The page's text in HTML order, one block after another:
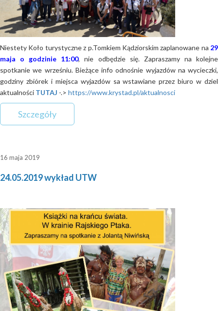
Niestety Koło turystyczne z p.Tomkiem Kądziorskim zaplanowane na 29
maja o godzinie 11:00, nie odbędzie się. Zapraszamy na kolejne
spotkanie we wrześniu. Bieżące info odnośnie wyjazdów na wycieczki,
godziny zbiórek i miejsca wyjazdów sa wstawiane przez biuro w dziel
aktualności TUTAJ -.> https://www.krystad.pl/aktualnosci
Szczegóły
16 maja 2019
24.05.2019 wykład UTW